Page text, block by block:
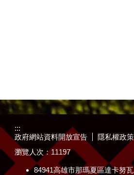
:::
政府網站資料開放宣告
隱私權政策
瀏覽人次：11197
84941高雄市那瑪夏區達卡努